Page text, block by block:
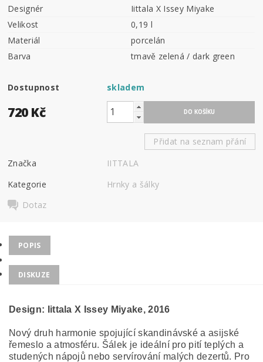
Designér
Iittala X Issey Miyake
Velikost
0,19 l
Materiál
porcelán
Barva
tmavě zelená / dark green
Dostupnost skladem
720 Kč
Přidat na seznam přání
Značka
IITTALA
Kategorie
Hrnky a šálky
Dotaz
POPIS
DISKUZE
Design: Iittala X Issey Miyake, 2016
Nový druh harmonie spojující skandinávské a asijské
řemeslo a atmosféru. Šálek je ideální pro pití teplých a
studených nápojů nebo servírování malých dezertů. Pro